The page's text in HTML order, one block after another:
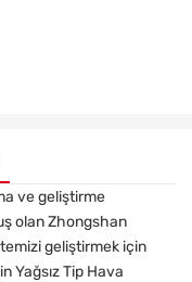
ve geliştirme
olan Zhongshan
geliştirmek için
Yağsız Tip Hava